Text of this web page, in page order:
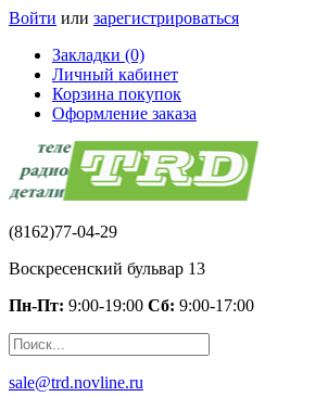
Войти или зарегистрироваться
Закладки (0)
Личный кабинет
Корзина покупок
Оформление заказа
(8162)77-04-29
Воскресенский бульвар 13
Пн-Пт: 9:00-19:00 Сб: 9:00-17:00
sale@trd.novline.ru